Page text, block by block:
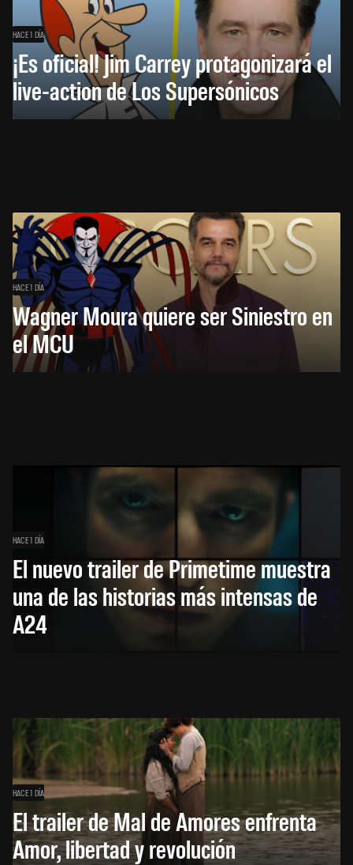
HACE 1 DÍA
¡Es oficial! Jim Carrey protagonizará el
live-action de Los Supersónicos
HACE 1 DÍA
Wagner Moura quiere ser Siniestro en
el MCU
HACE 1 DÍA
El nuevo trailer de Primetime muestra
una de las historias más intensas de
A24
HACE 1 DÍA
El trailer de Mal de Amores enfrenta
Amor, libertad y revolución